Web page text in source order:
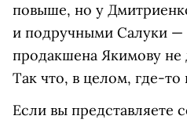
повыше, но у
и подручными Салуки —
продакшена Якимову не
Так что, в целом, где-то
Если вы представляете